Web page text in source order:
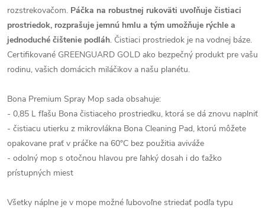
rozstrekovačom. Páčka na robustnej rukoväti uvoľňuje čistiaci
prostriedok, rozprašuje jemnú hmlu a tým umožňuje rýchle a
jednoduché čištenie podláh. Čistiaci prostriedok je na vodnej báze.
Certifikované GREENGUARD GOLD ako bezpečný produkt pre vašu
rodinu, vašich domácich miláčikov a našu planétu.
Bona Premium Spray Mop sada obsahuje:
- 0,85 L fľašu Bona čistiaceho prostriedku, ktorá se dá znovu naplniť
- čistiacu utierku z mikrovlákna Bona Cleaning Pad, ktorú môžete
opakovane prať v práčke na 60°C bez použitia aviváže
- odolný mop s otočnou hlavou pre ľahký dosah i do ťažko
prístupných miest
Všetky náplne je v mope možné ľubovoľne striedať podľa typu